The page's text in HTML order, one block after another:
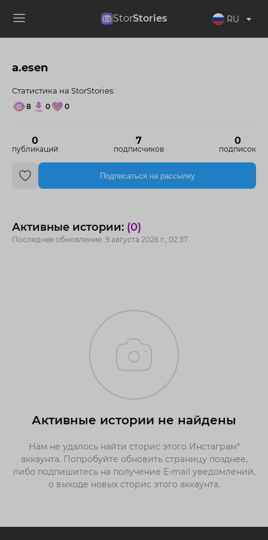
StorStories RU
a.esen
0
публикаций
7
подписчиков
0
подписок
Статистика на StorStories:
8 0 0
Подписаться на рассылку
Активные истории: (0)
Последнее обновление: 9 августа 2026 г., 02:37
Активные истории не найдены
Нам не удалось найти сторис этого Инстаграм*
аккаунта. Попробуйте обновить страницу позднее,
либо подпишитесь на получение E-mail уведомлений,
о выходе новых сторис этого аккаунта.